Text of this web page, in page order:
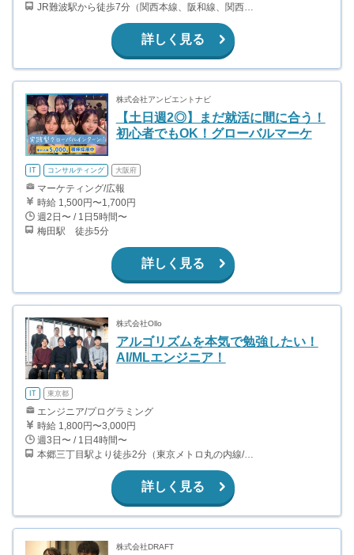
JR難波駅から徒歩7分（関西本線、阪和線、関西空港線） 大阪難波駅から徒歩13分（近鉄奈良線、阪神なんば線） 桜川駅から徒歩4分（大阪メトロ千日前線、阪神なんば線）
詳しく見る
株式会社アンビエントナビ
【土日週2◎】まだ就活に間に合う！
初心者でもOK！グローバルマーケ
IT コンサルティング 大阪府
マーケティング/広報
時給 1,500円〜1,700円
週2日〜 / 1日5時間〜
梅田駅 徒歩5分
詳しく見る
株式会社Ollo
アルゴリズムを本気で勉強したい！
AI/MLエンジニア！
IT 東京都
エンジニア/プログラミング
時給 1,800円〜3,000円
週3日〜 / 1日4時間〜
本郷三丁目駅より徒歩2分（東京メトロ丸の内線/都営地下鉄大江戸線）
詳しく見る
株式会社DRAFT